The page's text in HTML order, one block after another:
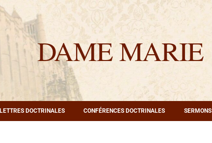
DAME MARIE
LETTRES DOCTRINALES CONFÉRENCES DOCTRINALES SERMONS